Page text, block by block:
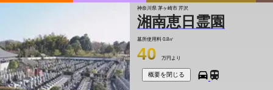
神奈川県 茅ヶ崎市 芹沢
湘南恵日霊園
墓所使用料 0.8㎡
40 万円より
概要を閉じる